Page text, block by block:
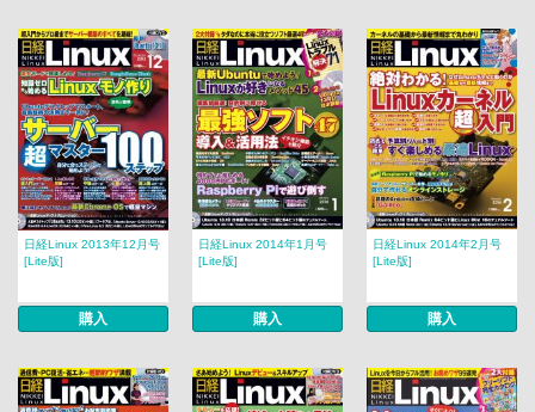
日経Linux 2013年12月号
[Lite版]
購入
日経Linux 2014年1月号
[Lite版]
購入
日経Linux 2014年2月号
[Lite版]
購入